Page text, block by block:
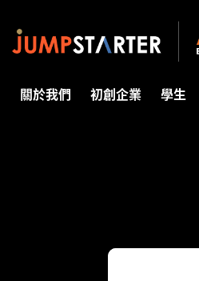
關於我們 初創企業 學生